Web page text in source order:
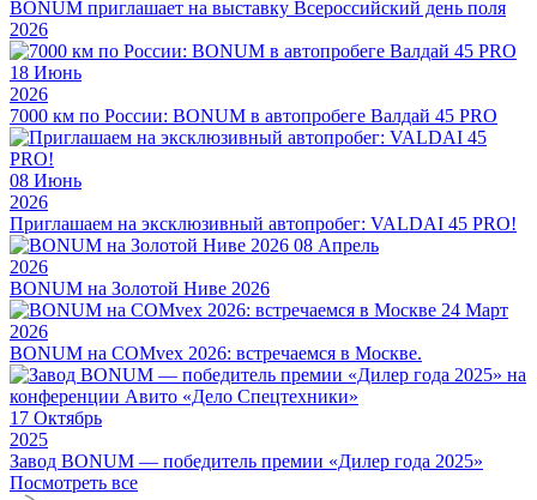
BONUM приглашает на выставку Всероссийский день поля
2026
18 Июнь
2026
7000 км по России: BONUM в автопробеге Валдай 45 PRO
08 Июнь
2026
Приглашаем на эксклюзивный автопробег: VALDAI 45 PRO!
08 Апрель
2026
BONUM на Золотой Ниве 2026
24 Март
2026
BONUM на COMvex 2026: встречаемся в Москве.
17 Октябрь
2025
Завод BONUM — победитель премии «Дилер года 2025»
Посмотреть все